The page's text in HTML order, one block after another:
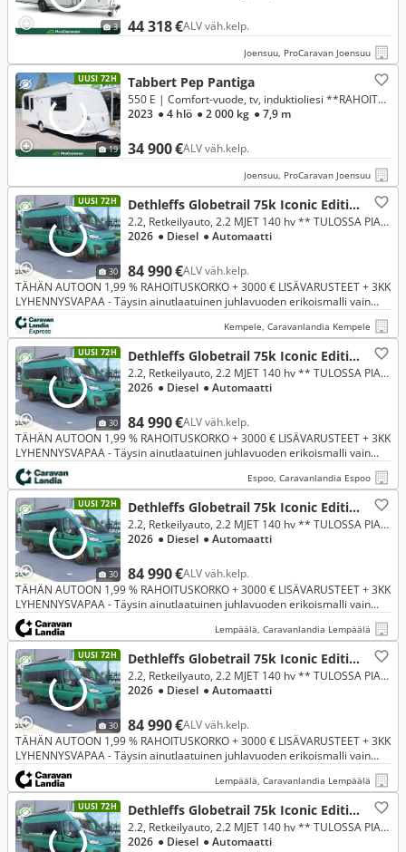
3 44 318 €ALV väh.kelp.
Joensuu, ProCaravan Joensuu
UUSI 72H
19
Tabbert Pep Pantiga
34 900 €ALV väh.kelp.
550 E | Comfort-vuode, tv, induktioliesi **RAHOITUSKORKO 0%**
2023 ● 4 hlö ● 2 000 kg ● 7,9 m
Joensuu, ProCaravan Joensuu
UUSI 72H
30
Dethleffs Globetrail 75k Iconic Edition, Fiat
84 990 €ALV väh.kelp.
2.2, Retkeilyauto, 2.2 MJET 140 hv ** TULOSSA PIAN, ERIKOISMALLI VAIN CARAVANLANDIASTA, ERILLISVUOTEET, AUTOMAATTI**
2026 ● Diesel ● Automaatti
TÄHÄN AUTOON 1,99 % RAHOITUSKORKO + 3000 € LISÄVARUSTEET + 3KK
LYHENNYSVAPAA - Täysin ainutlaatuinen juhlavuoden erikoismalli vain
Caravanlandiasta. Rajattu erä saatavilla vain tämän kesän. Poikkeusel
Kempele, Caravanlandia Kempele
UUSI 72H
30
Dethleffs Globetrail 75k Iconic Edition, Fiat
84 990 €ALV väh.kelp.
2.2, Retkeilyauto, 2.2 MJET 140 hv ** TULOSSA PIAN, ERIKOISMALLI VAIN CARAVANLANDIASTA, ERILLISVUOTEET, AUTOMAATTI**
2026 ● Diesel ● Automaatti
TÄHÄN AUTOON 1,99 % RAHOITUSKORKO + 3000 € LISÄVARUSTEET + 3KK
LYHENNYSVAPAA - Täysin ainutlaatuinen juhlavuoden erikoismalli vain
Caravanlandiasta. Rajattu erä saatavilla vain tämän kesän. Poikkeusel
Espoo, Caravanlandia Espoo
UUSI 72H
30
Dethleffs Globetrail 75k Iconic Edition, Fiat
84 990 €ALV väh.kelp.
2.2, Retkeilyauto, 2.2 MJET 140 hv ** TULOSSA PIAN, ERIKOISMALLI VAIN CARAVANLANDIASTA, ERILLISVUOTEET, AUTOMAATTI**
2026 ● Diesel ● Automaatti
TÄHÄN AUTOON 1,99 % RAHOITUSKORKO + 3000 € LISÄVARUSTEET + 3KK
LYHENNYSVAPAA - Täysin ainutlaatuinen juhlavuoden erikoismalli vain
Caravanlandiasta. Rajattu erä saatavilla vain tämän kesän. Poikkeusel
Lempäälä, Caravanlandia Lempäälä
UUSI 72H
30
Dethleffs Globetrail 75k Iconic Edition, Fiat
84 990 €ALV väh.kelp.
2.2, Retkeilyauto, 2.2 MJET 140 hv ** TULOSSA PIAN, ERIKOISMALLI VAIN CARAVANLANDIASTA, ERILLISVUOTEET, AUTOMAATTI**
2026 ● Diesel ● Automaatti
TÄHÄN AUTOON 1,99 % RAHOITUSKORKO + 3000 € LISÄVARUSTEET + 3KK
LYHENNYSVAPAA - Täysin ainutlaatuinen juhlavuoden erikoismalli vain
Caravanlandiasta. Rajattu erä saatavilla vain tämän kesän. Poikkeusel
Lempäälä, Caravanlandia Lempäälä
UUSI 72H Dethleffs Globetrail 75k Iconic Edition, Fiat
2.2, Retkeilyauto, 2.2 MJET 140 hv ** TULOSSA PIAN, ERIKOISMALLI VAIN CARAVANLANDIASTA, ERILLISVUOTEET, AUTOMAATTI**
2026 ● Diesel ● Automaatti